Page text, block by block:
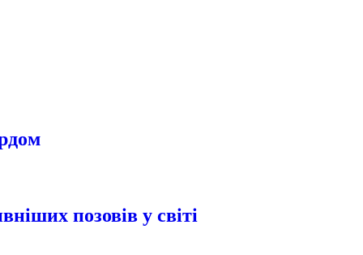
позовів у світі